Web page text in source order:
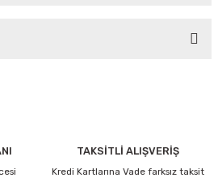
teşekkür ederiz.TAKSİTLİ ALIŞVERİŞ
Kredi Kartlarına Vade farksız taksit